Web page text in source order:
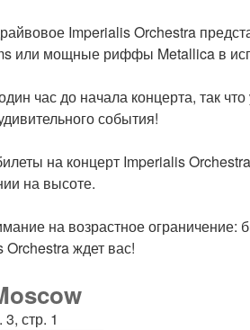
Imperialis Orchestra
или мощные риффы Metallica в
час до начала концерта, так
события!
на концерт Imperialis
на высоте.
на возрастное
ждет вас!
стр. 1